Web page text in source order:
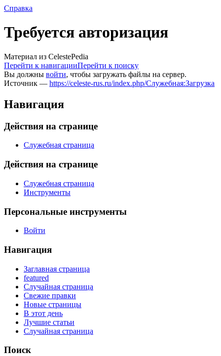
Справка
Требуется авторизация
Материал из CelestePedia
Перейти к навигацииПерейти к поиску
Вы должны войти, чтобы загружать файлы на сервер.
Источник — https://celeste-rus.ru/index.php/Служебная:Загрузка
Навигация
Действия на странице
Служебная страница
Действия на странице
Служебная страница
Инструменты
Персональные инструменты
Войти
Навигация
Заглавная страница
featured
Случайная страница
Свежие правки
Новые страницы
В этот день
Лучшие статьи
Случайная страница
Поиск